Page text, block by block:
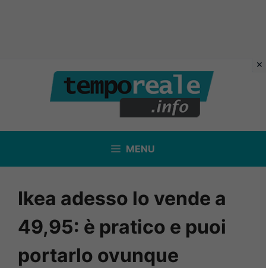
contenuto
MENU
Ikea adesso lo vende a
49,95: è pratico e puoi
portarlo ovunque